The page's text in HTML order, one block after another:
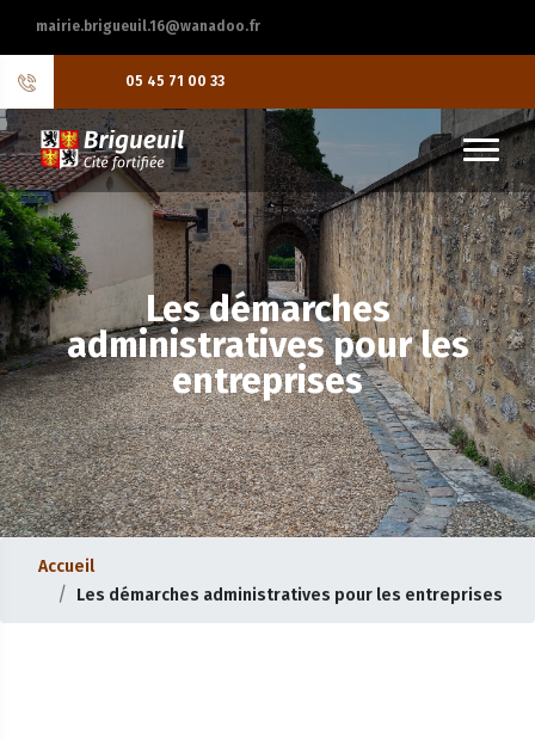
mairie.brigueuil.16@wanadoo.fr
05 45 71 00 33
Les démarches
administratives pour les
entreprises
Accueil
Les démarches administratives pour les entreprises